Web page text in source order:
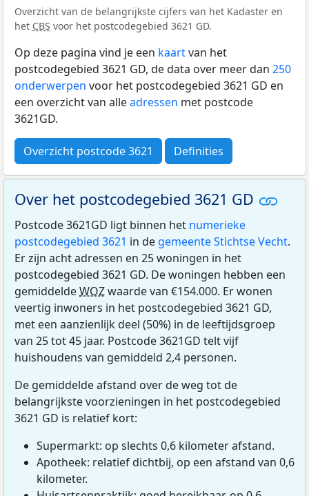
Overzicht van de belangrijkste cijfers van het Kadaster en
het CBS voor het postcodegebied 3621 GD.
Op deze pagina vind je een kaartvan het
postcodegebied 3621 GD, de data over meer dan 250
onderwerpen voor het postcodegebied 3621 GD en
een overzicht van alleadressen met postcode
3621GD.
Overzicht postcode 3621 Definities
Over het postcodegebied 3621 GD
Postcode 3621GD ligt binnen het numerieke
postcodegebied 3621 in de gemeente Stichtse Vecht.
Er zijn acht adressen en 25 woningen in het
postcodegebied 3621 GD. De woningen hebben een
gemiddeldeWOZwaarde van €154.000. Er wonen
veertig inwoners in het postcodegebied 3621 GD,
met een aanzienlijk deel (50%) in de leeftijdsgroep
van 25 tot 45 jaar. Postcode 3621GD telt vijf
huishoudens van gemiddeld 2,4 personen.
De gemiddelde afstand over de weg tot de
belangrijkste voorzieningen in het postcodegebied
3621 GD is relatief kort:
Supermarkt: op slechts 0,6 kilometer afstand.
Apotheek: relatief dichtbij, op een afstand van 0,6
kilometer.